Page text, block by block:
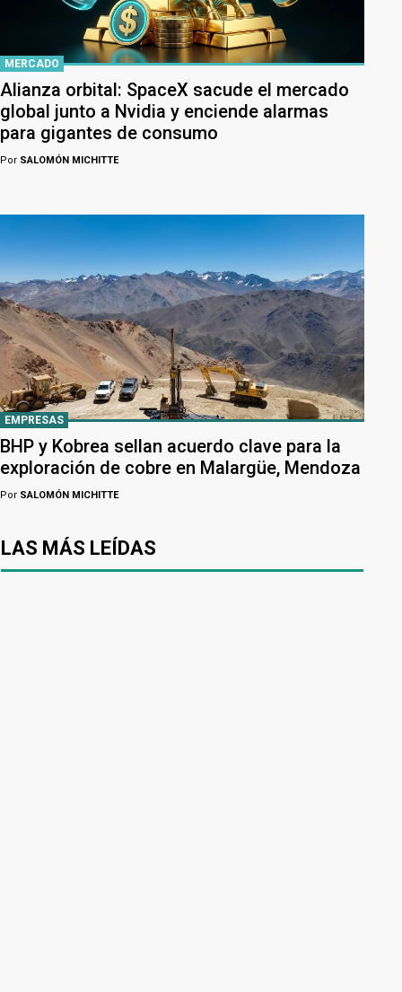
MERCADO
Alianza orbital: SpaceX sacude el mercado
global junto a Nvidia y enciende alarmas
para gigantes de consumo
Por SALOMÓN MICHITTE
EMPRESAS
BHP y Kobrea sellan acuerdo clave para la
exploración de cobre en Malargüe, Mendoza
Por SALOMÓN MICHITTE
LAS MÁS LEÍDAS